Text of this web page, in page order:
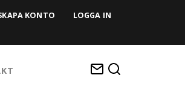
KONTO LOGGA IN